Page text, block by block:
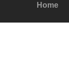
Home